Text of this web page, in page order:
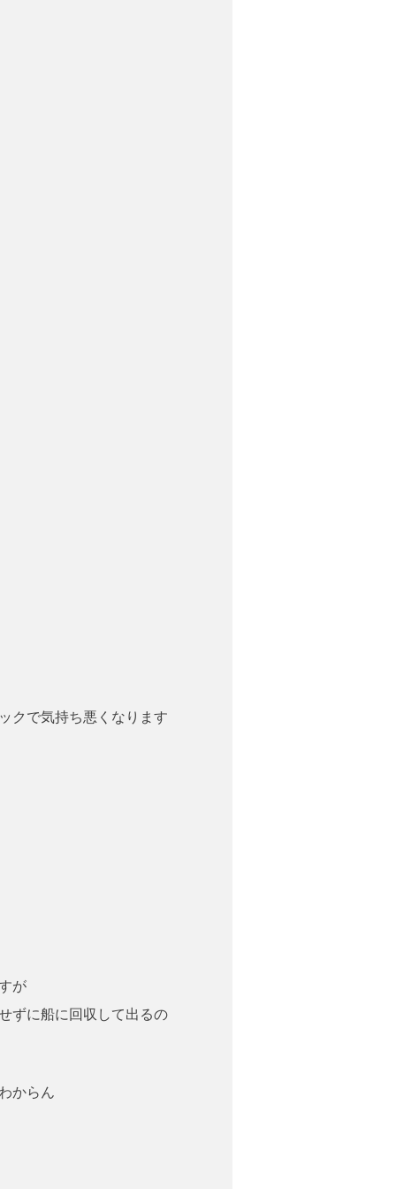
クで気持ち悪くなります
が
ずに船に回収して出るの
からん